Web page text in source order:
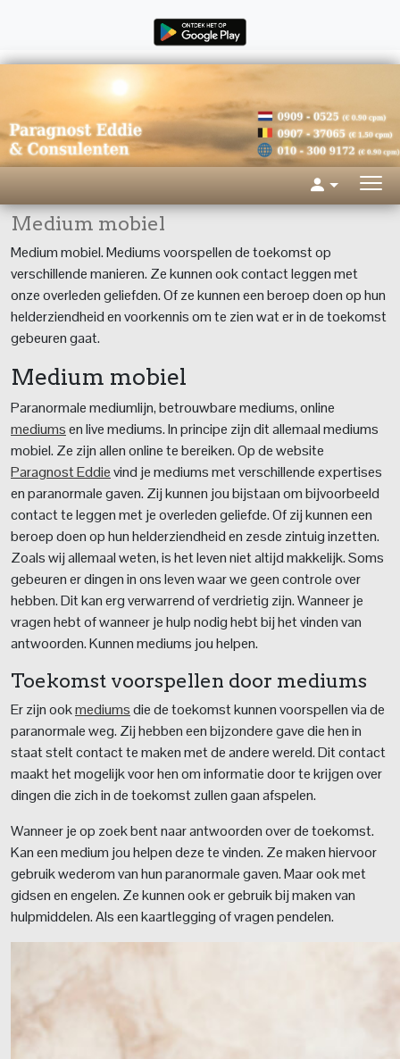
Medium mobiel
Medium mobiel. Mediums voorspellen de toekomst op
verschillende manieren. Ze kunnen ook contact leggen met
onze overleden geliefden. Of ze kunnen een beroep doen op hun
helderziendheid en voorkennis om te zien wat er in de toekomst
gebeuren gaat.
Medium mobiel
Paranormale mediumlijn, betrouwbare mediums, online
mediumsen live mediums. In principe zijn dit allemaal mediums
mobiel. Ze zijn allen online te bereiken. Op de website
Paragnost Eddievind je mediums met verschillende expertises
en paranormale gaven. Zij kunnen jou bijstaan om bijvoorbeeld
contact te leggen met je overleden geliefde. Of zij kunnen een
beroep doen op hun helderziendheid en zesde zintuig inzetten.
Zoals wij allemaal weten, is het leven niet altijd makkelijk. Soms
gebeuren er dingen in ons leven waar we geen controle over
hebben. Dit kan erg verwarrend of verdrietig zijn. Wanneer je
vragen hebt of wanneer je hulp nodig hebt bij het vinden van
antwoorden. Kunnen mediums jou helpen.
Toekomst voorspellen door mediums
Er zijn ookmediumsdie de toekomst kunnen voorspellen via de
paranormale weg. Zij hebben een bijzondere gave die hen in
staat stelt contact te maken met de andere wereld. Dit contact
maakt het mogelijk voor hen om informatie door te krijgen over
dingen die zich in de toekomst zullen gaan afspelen.
Wanneer je op zoek bent naar antwoorden over de toekomst.
Kan een medium jou helpen deze te vinden. Ze maken hiervoor
gebruik wederom van hun paranormale gaven. Maar ook met
gidsen en engelen. Ze kunnen ook er gebruik bij maken van
hulpmiddelen. Als een kaartlegging of vragen pendelen.